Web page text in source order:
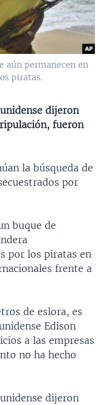
aún permanecen en
piratas.
dijeron
fueron
la búsqueda de
por
buque de
por los piratas en
frente a
de eslora, es
Edison
a las empresas
no ha hecho
dijeron